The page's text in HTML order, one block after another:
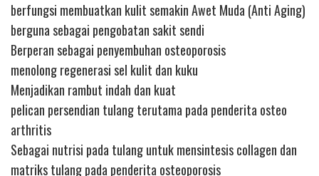
berfungsi membuatkan kulit semakin Awet Muda (Anti Aging)
berguna sebagai pengobatan sakit sendi
Berperan sebagai penyembuhan osteoporosis
menolong regenerasi sel kulit dan kuku
Menjadikan rambut indah dan kuat
pelican persendian tulang terutama pada penderita osteo
arthritis
Sebagai nutrisi pada tulang untuk mensintesis collagen dan
matriks tulang pada penderita osteoporosis